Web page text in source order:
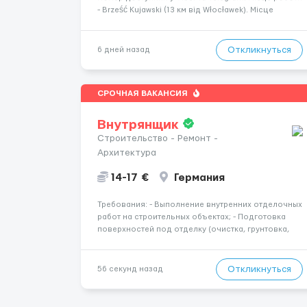
- Brześć Kujawski (13 км від Włocławek). Місце
вар...
6 дней назад Откликнуться
СРОЧНАЯ ВАКАНСИЯ
Внутрянщик
Строительство - Ремонт -
Архитектура
14-17 € Германия
Требования: - Выполнение внутренних отделочных
работ на строительных объектах; - Подготовка
поверхностей под отделку (очистка, грунтовка,
(стены, перегородки, потолки); - Укладка плитки на
56 секунд назад Откликнуться